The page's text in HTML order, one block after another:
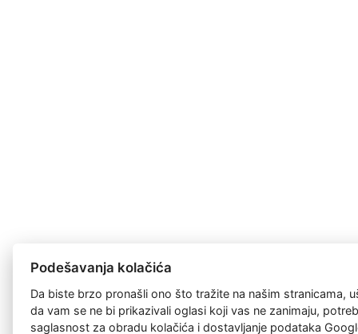
Podešavanja kolačića
Da biste brzo pronašli ono što tražite na našim stranicama,
da vam se ne bi prikazivali oglasi koji vas ne zanimaju,
saglasnost zaobradu kolačića i dostavljanje podataka